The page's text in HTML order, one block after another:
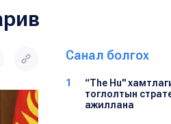
Санал болгох
1
“The Hu"
тоглолтын
ажиллана